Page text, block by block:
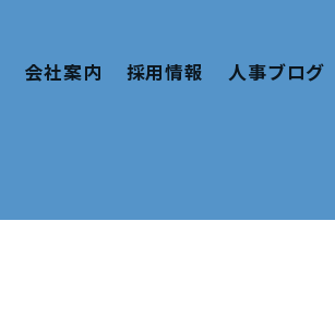
会社案内 採用情報 人事ブログ